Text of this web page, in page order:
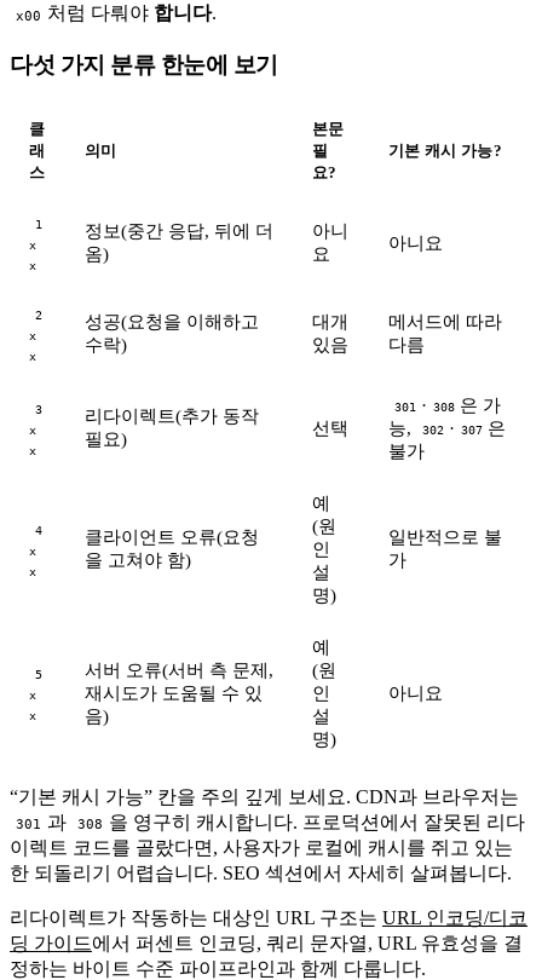
x00 처럼 다뤄야 합니다.
#
다섯 가지 분류 한눈에 보기
클
래
스
의미
본문
필
요?
기본 캐시 가능?
1
x
x
정보(중간 응답, 뒤에 더
옴)
아니
요
아니요
2
x
x
성공(요청을 이해하고
수락)
대개
있음
메서드에 따라
다름
3
x
x
리다이렉트(추가 동작
필요)
선택
301 · 308 은 가
능,
302 · 307 은
불가
4
x
x
클라이언트 오류(요청
을 고쳐야 함)
예
(원
인
설
명)
일반적으로 불
가
5
x
x
서버 오류(서버 측 문제,
재시도가 도움될 수 있
음)
예
(원
인
설
명)
아니요
“기본 캐시 가능” 칸을 주의 깊게 보세요. CDN과 브라우저는
301 과 308 을 영구히 캐시합니다. 프로덕션에서 잘못된 리다
이렉트 코드를 골랐다면, 사용자가 로컬에 캐시를 쥐고 있는
한 되돌리기 어렵습니다. SEO 섹션에서 자세히 살펴봅니다.
리다이렉트가 작동하는 대상인 URL 구조는 URL 인코딩/디코
딩 가이드에서 퍼센트 인코딩, 쿼리 문자열, URL 유효성을 결
정하는 바이트 수준 파이프라인과 함께 다룹니다.